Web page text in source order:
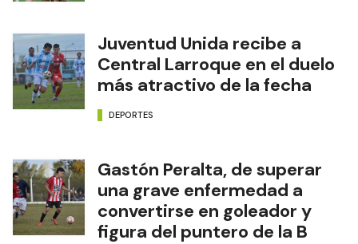
Juventud Unida recibe a
Central Larroque en el duelo
más atractivo de la fecha
DEPORTES
Gastón Peralta, de superar
una grave enfermedad a
convertirse en goleador y
figura del puntero de la B